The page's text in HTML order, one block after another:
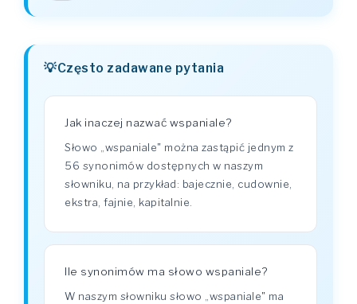
Często zadawane pytania
Jak inaczej nazwać wspaniale?
Słowo „wspaniale" można zastąpić jednym z
56 synonimów dostępnych w naszym
słowniku, na przykład: bajecznie, cudownie,
ekstra, fajnie, kapitalnie.
Ile synonimów ma słowo wspaniale?
W naszym słowniku słowo „wspaniale" ma